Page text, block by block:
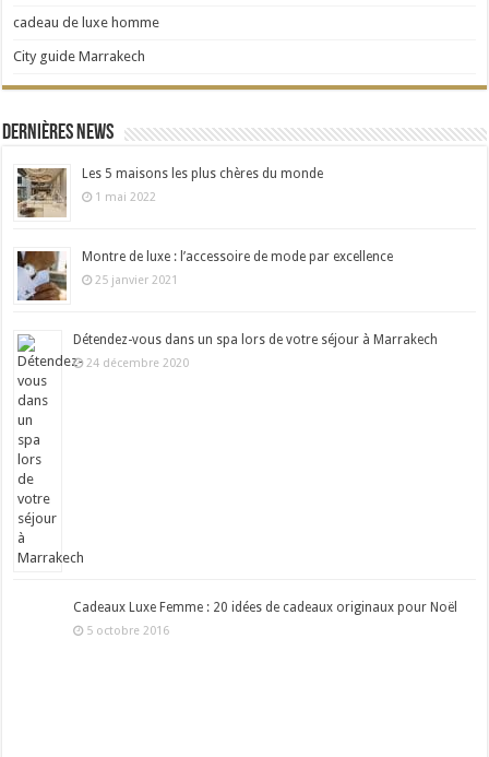
cadeau de luxe homme
City guide Marrakech
Dernières news
Les 5 maisons les plus chères du monde
1 mai 2022
Montre de luxe : l’accessoire de mode par excellence
25 janvier 2021
Détendez-vous dans un spa lors de votre séjour à Marrakech
24 décembre 2020
Cadeaux Luxe Femme : 20 idées de cadeaux originaux pour Noël
5 octobre 2016